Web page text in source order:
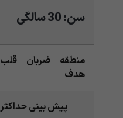
سن: 30 سالگی
منطقه ضربان قلب
هدف
پیش بینی حداکثر